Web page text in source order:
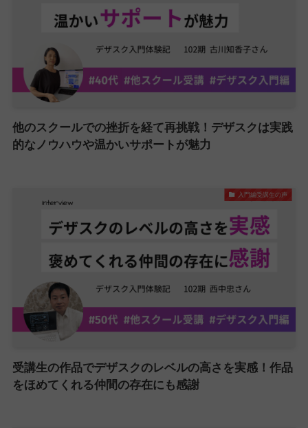
他のスクールでの挫折を経て再挑戦！デザスクは実践
的なノウハウや温かいサポートが魅力
入門編受講生の声
受講生の作品でデザスクのレベルの高さを実感！作品
をほめてくれる仲間の存在にも感謝